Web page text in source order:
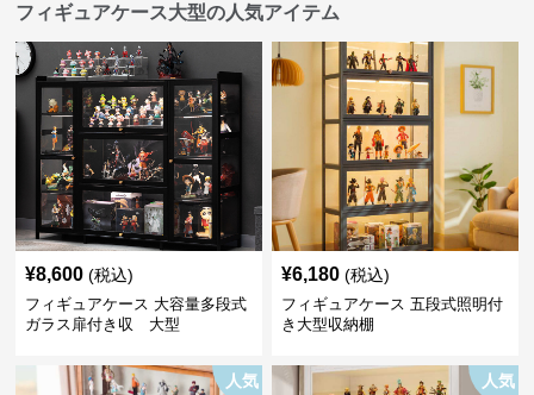
フィギュアケース大型の人気アイテム
¥8,600 (税込)
フィギュアケース 大容量多段式
ガラス扉付き収 大型
¥6,180 (税込)
フィギュアケース 五段式照明付
き大型収納棚
人気 人気